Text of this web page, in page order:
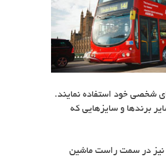
شخصی خود استفاده نمایند.
برندها و سایزهایی که
نیز در سمت راست ماشین